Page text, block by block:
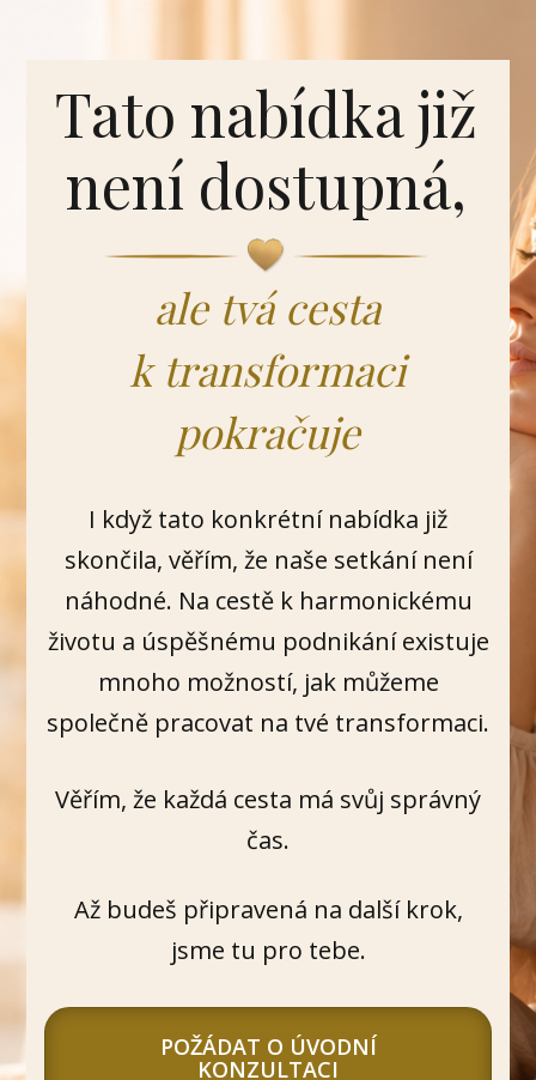
Tato nabídka již
není dostupná,
ale tvá cesta
k transformaci
pokračuje
I když tato konkrétní nabídka již
skončila, věřím, že naše setkání není
náhodné. Na cestě k harmonickému
životu a úspěšnému podnikání existuje
mnoho možností, jak můžeme
společně pracovat na tvé transformaci.
Věřím, že každá cesta má svůj správný
čas.
Až budeš připravená na další krok,
jsme tu pro tebe.
POŽÁDAT O ÚVODNÍ
KONZULTACI